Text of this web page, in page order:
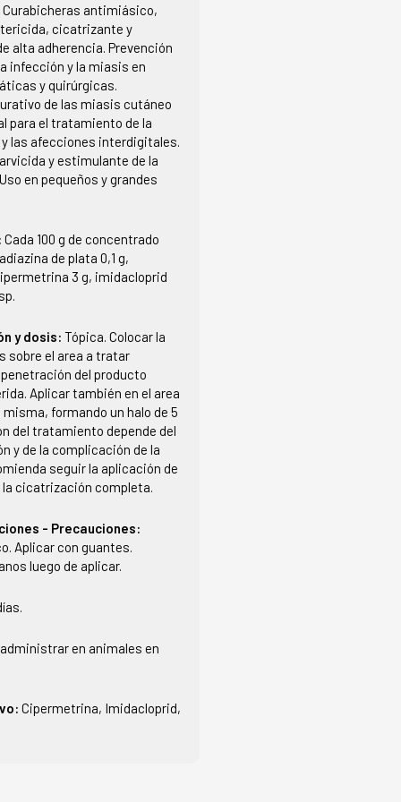
Curabicheras antimiásico,
cicatrizante y
alta adherencia. Prevención
infección y la miasis en
y quirúrgicas.
de las miasis cutáneo
para el tratamiento de la
las afecciones interdigitales.
y estimulante de la
en pequeños y grandes
Cada 100 g de concentrado
de plata 0,1 g,
3 g, imidacloprid
y dosis:Tópica. Colocar la
sobre el area a tratar
del producto
Aplicar también en el area
misma, formando un halo de 5
del tratamiento depende del
y de la complicación de la
seguir la aplicación de
cicatrización completa.
- Precauciones:
Aplicar con guantes.
luego de aplicar.
en animales en
Cipermetrina, Imidacloprid,